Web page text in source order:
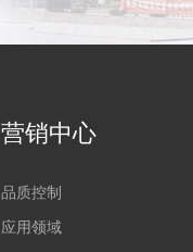
营销中心
品质控制
应用领域